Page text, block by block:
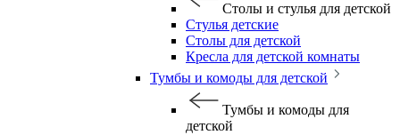
Столы и стулья для детской
Стулья детские
Столы для детской
Кресла для детской комнаты
Тумбы и комоды для детской
Тумбы и комоды для
детской